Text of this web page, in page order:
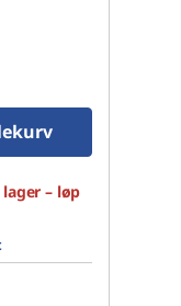
– løp